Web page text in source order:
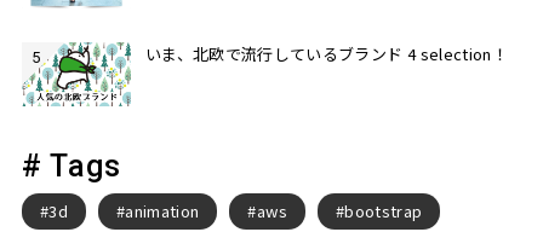
いま、北欧で流行しているブランド 4 selection！
# Tags
3d animation aws bootstrap